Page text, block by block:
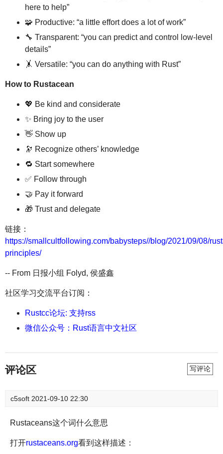
here to help”
🧩 Productive: “a little effort does a lot of work”
🔧 Transparent: “you can predict and control low-level
details”
🤸 Versatile: “you can do anything with Rust”
How to Rustacean
💖 Be kind and considerate
✨ Bring joy to the user
👋 Show up
🔭 Recognize others’ knowledge
🔁 Start somewhere
✅ Follow through
🤝 Pay it forward
🎁 Trust and delegate
链接：
https://smallcultfollowing.com/babysteps//blog/2021/09/08/
principles/
-- From 日报小组 Folyd, 侯盛鑫
社区学习交流平台订阅：
Rustcc论坛: 支持rss
微信公众号：Rust语言中文社区
评论区 写评论
c5soft 2021-09-10 22:30
Rustaceans这个词什么意思
打开rustaceans.org看到这样描述：